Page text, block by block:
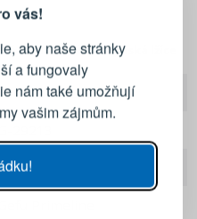
vás!
aby naše stránky
a fungovaly
nám také umožňují
vašim zájmům.
- nylonová kuchyňská lžíce
4006664292139
Gefu
svému účtu
SE